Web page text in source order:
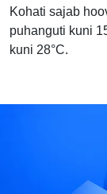
Kohati sajab
puhanguti kuni
kuni 28°C.